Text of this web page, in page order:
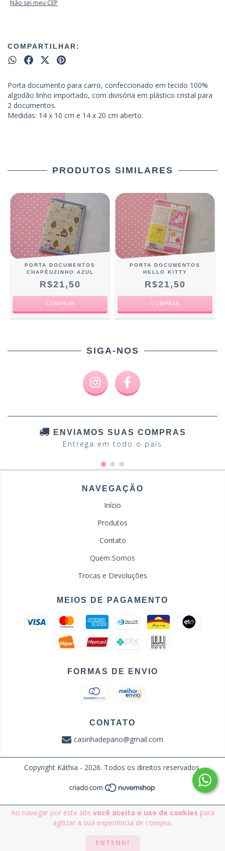
Ao navegar por este site você aceita o uso de cookies para
agilizar a sua experiência de compra.
ENTENDI
Não sei meu CEP
COMPARTILHAR:
Porta documento para carro, confeccionado em tecido 100%
algodão linho importado, com divisória em plástico cristal para
2 documentos.
Medidas: 14 x 10 cm e 14 x 20 cm aberto.
PRODUTOS SIMILARES
PORTA DOCUMENTOS
CHAPÉUZINHO AZUL
R$21,50
PORTA DOCUMENTOS
HELLO KITTY
R$21,50
SIGA-NOS
ENVIAMOS SUAS COMPRAS
Entrega em todo o país
NAVEGAÇÃO
Início
Produtos
Contato
Quem Somos
Trocas e Devoluções
MEIOS DE PAGAMENTO
FORMAS DE ENVIO
CONTATO
casinhadepano@gmail.com
Copyright Káthia - 2026. Todos os direitos reservados.